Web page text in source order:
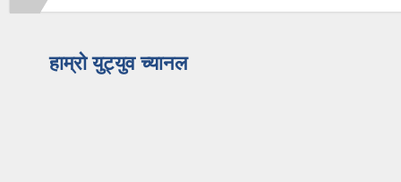
हाम्रो युट्युव च्यानल